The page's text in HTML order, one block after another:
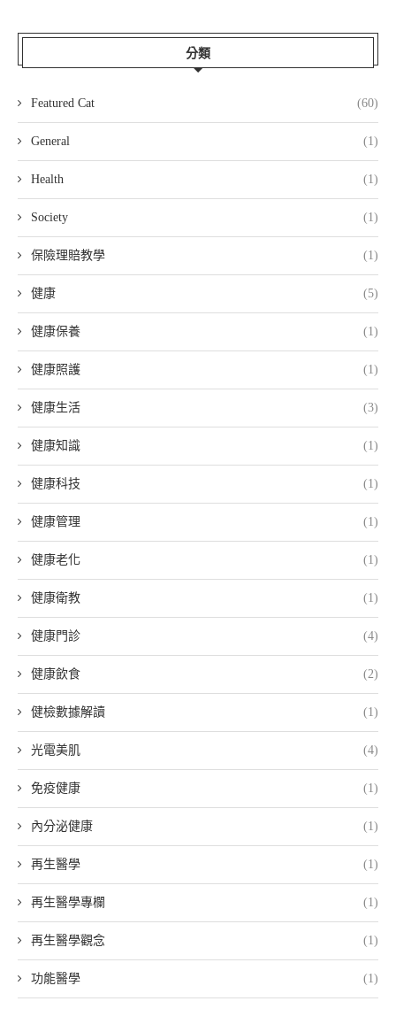
分類
Featured Cat (60)
General (1)
Health (1)
Society (1)
保險理賠教學 (1)
健康 (5)
健康保養 (1)
健康照護 (1)
健康生活 (3)
健康知識 (1)
健康科技 (1)
健康管理 (1)
健康老化 (1)
健康衛教 (1)
健康門診 (4)
健康飲食 (2)
健檢數據解讀 (1)
光電美肌 (4)
免疫健康 (1)
內分泌健康 (1)
再生醫學 (1)
再生醫學專欄 (1)
再生醫學觀念 (1)
功能醫學 (1)